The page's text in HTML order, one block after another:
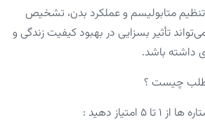
متابولیسم و عملکرد بدن، تشخیص
تأثیر بسزایی در بهبود کیفیت زندگی و
داشته باشد.
چیست ؟
امتیاز دهید :